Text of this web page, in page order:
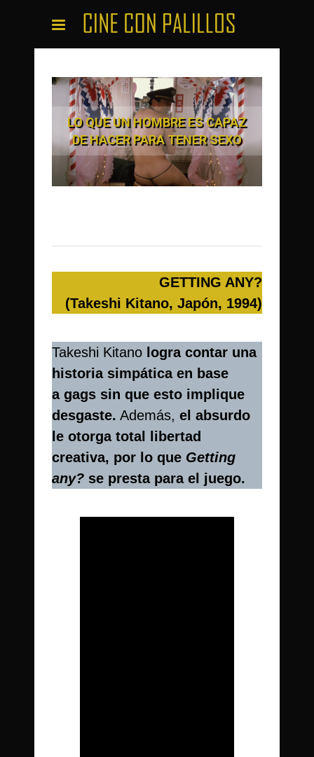
LO QUE UN HOMBRE ES CAPAZ
DE HACER PARA TENER SEXO
GETTING ANY?
(Takeshi Kitano, Japón, 1994)
Takeshi Kitano logra contar una
historia simpática en base
a gags sin que esto implique
desgaste. Además, el absurdo
le otorga total libertad
creativa, por lo que Getting
any? se presta para el juego.